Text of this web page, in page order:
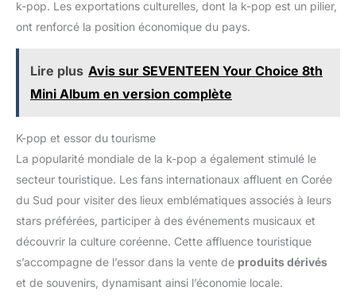
k-pop. Les exportations culturelles, dont la k-pop est un pilier,
ont renforcé la position économique du pays.
Lire plus Avis sur SEVENTEEN Your Choice 8th
Mini Album en version complète
K-pop et essor du tourisme
La popularité mondiale de la k-pop a également stimulé le
secteur touristique. Les fans internationaux affluent en Corée
du Sud pour visiter des lieux emblématiques associés à leurs
stars préférées, participer à des événements musicaux et
découvrir la culture coréenne. Cette affluence touristique
s’accompagne de l’essor dans la vente de produits dérivés
et de souvenirs, dynamisant ainsi l’économie locale.